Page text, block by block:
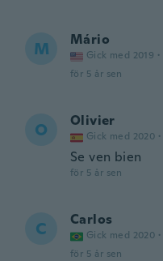
M Mário
Gick med 2019 ·
för 5 år sen
O Olivier
Gick med 2020 ·
Se ven bien
för 5 år sen
C Carlos
Gick med 2020 ·
för 5 år sen